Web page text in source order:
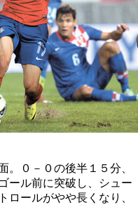
。０－０の後半１５分、
ール前に突破し、シュー
ロールがやや長くなり、